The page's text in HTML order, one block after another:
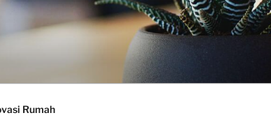
Rumah